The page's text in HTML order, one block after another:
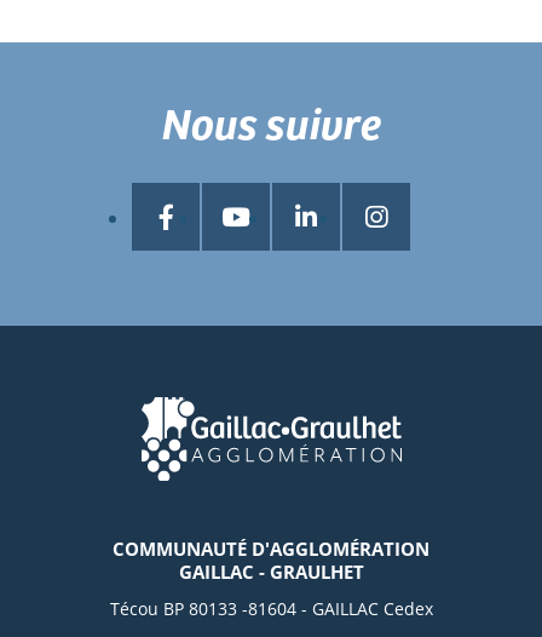
COMMUNAUTÉ D'AGGLOMÉRATION
GAILLAC - GRAULHET
Técou BP 80133 -81604 - GAILLAC Cedex
Nous suivre